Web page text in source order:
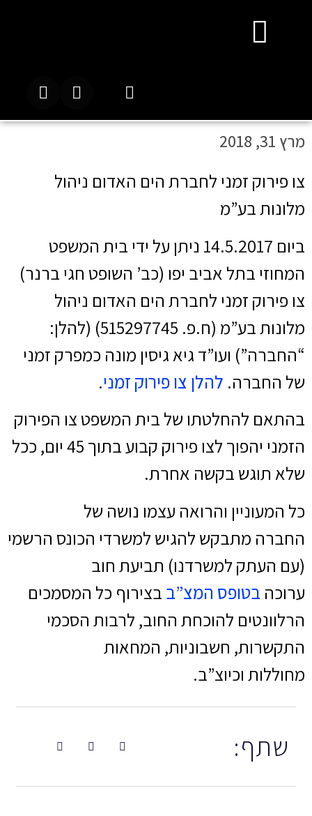
מרץ 31, 2018
צו פירוק זמני לחברת הים האדום ניהול
מלונות בע”מ
ביום 14.5.2017 ניתן על ידי בית המשפט
המחוזי בתל אביב יפו (כב’ השופט חגי ברנר)
צו פירוק זמני לחברת הים האדום ניהול
מלונות בע”מ (ח.פ. 515297745) (להלן:
“החברה”) ועו”ד גיא גיסין מונה כמפרק זמני
של החברה. להלן צו פירוק זמני.
בהתאם להחלטתו של בית המשפט צו הפירוק
הזמני יהפוך לצו פירוק קבוע בתוך 45 יום, ככל
שלא תוגש בקשה אחרת.
כל המעוניין והרואה עצמו נושה של
החברה מתבקש להגיש למשרדי הכונס הרשמי
(עם העתק למשרדנו) תביעת חוב
ערוכה בטופס המצ”ב בצירוף כל המסמכים
הרלוונטים להוכחת החוב, לרבות הסכמי
התקשרות, חשבוניות, המחאות
מחוללות וכיוצ”ב.
שתף: